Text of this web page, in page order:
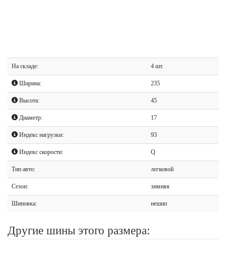
На складе: 4 шт.
Ширина: 235
Высота: 45
Диаметр: 17
Индекс нагрузки: 93
Индекс скорости: Q
Тип авто: легковой
Сезон: зимняя
Шиповка: нешип
Другие шины этого размера: